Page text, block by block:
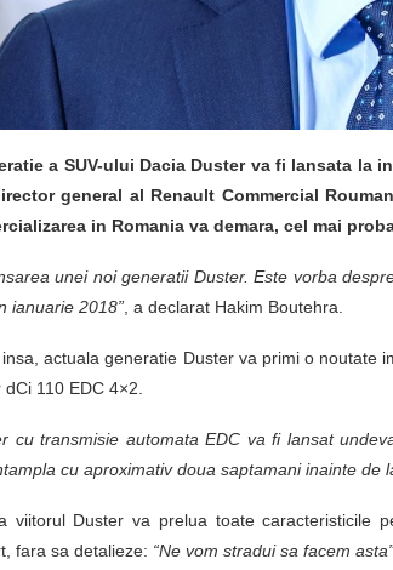
a SUV-ului Dacia Duster va fi lansata la
general al Renault Commercial
in Romania va demara, cel mai
unei noi generatii Duster. Este vorba
ianuarie 2018” , a declarat Hakim Boutehra.
actuala generatie Duster va primi o noutate
110 EDC 4×2.
cu transmisie automata EDC va fi lansat
cu aproximativ doua saptamani inainte de
viitorul Duster va prelua toate caracteristicile
fara sa detalieze: “Ne vom stradui sa facem asta”